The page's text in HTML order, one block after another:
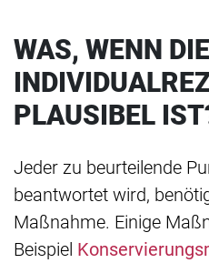
WAS, WENN DIE
PLAUSIBEL
Jeder zu beurteilende
beantwortet wird,
Maßnahme. Einige
Beispiel